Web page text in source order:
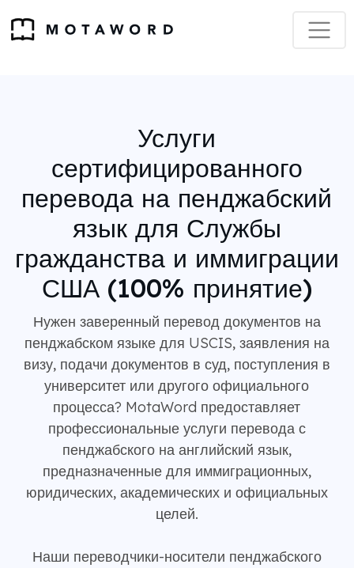
Услуги
сертифицированного
перевода на пенджабский
язык для Службы
гражданства и иммиграции
США (100% принятие)
Нужен заверенный перевод документов на
пенджабском языке для USCIS, заявления на
визу, подачи документов в суд, поступления в
университет или другого официального
процесса? MotaWord предоставляет
профессиональные услуги перевода с
пенджабского на английский язык,
предназначенные для иммиграционных,
юридических, академических и официальных
целей.
Наши переводчики-носители пенджабского